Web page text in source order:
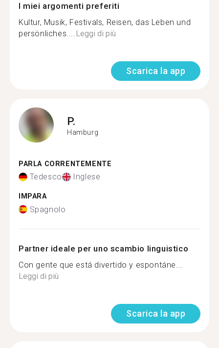
I miei argomenti preferiti
Kultur, Musik, Festivals, Reisen, das Leben und
persönliches.... Leggi di più
Scarica la app
P.
Hamburg
PARLA CORRENTEMENTE
Tedesco Inglese
IMPARA
Spagnolo
Partner ideale per uno scambio linguistico
Con gente que está divertido y espontáne...
Leggi di più
Scarica la app